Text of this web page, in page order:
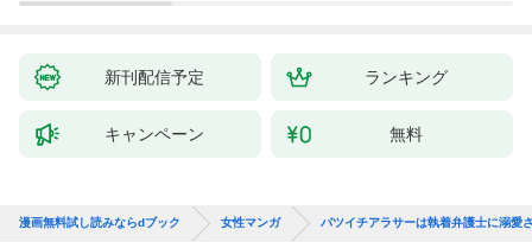
新刊配信予定 ランキング
キャンペーン 無料
漫画無料試し読みならdブック 女性マンガ バツイチアラサーは執着弁護士に溺愛